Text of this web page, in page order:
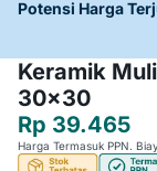
Potensi Harga
Keramik
30x30
Rp 39.465
Harga Termasuk PPN.